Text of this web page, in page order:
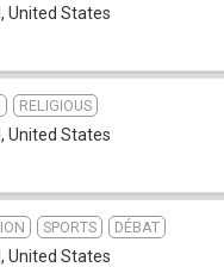
, United States
RELIGIOUS
, United States
SPORTS DÉBAT
, United States